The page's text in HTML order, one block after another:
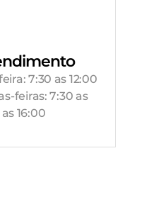
7:30 as 12:00
feiras: 7:30 as
16:00